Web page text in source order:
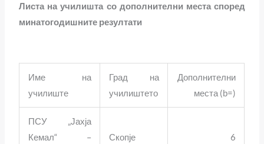
Листа на училишта со дополнителни места според
минатогодишните резултати
Име на
училиште
Град на
училиштето
Дополнителни
места (b=)
ПСУ „Јахја
Кемал“ –
Скопје 6